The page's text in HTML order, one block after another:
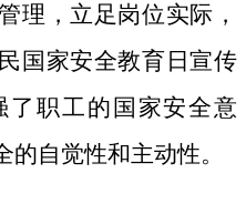
理，立足岗位实际，
国家安全教育日宣传
职工的国家安全意
自觉性和主动性。